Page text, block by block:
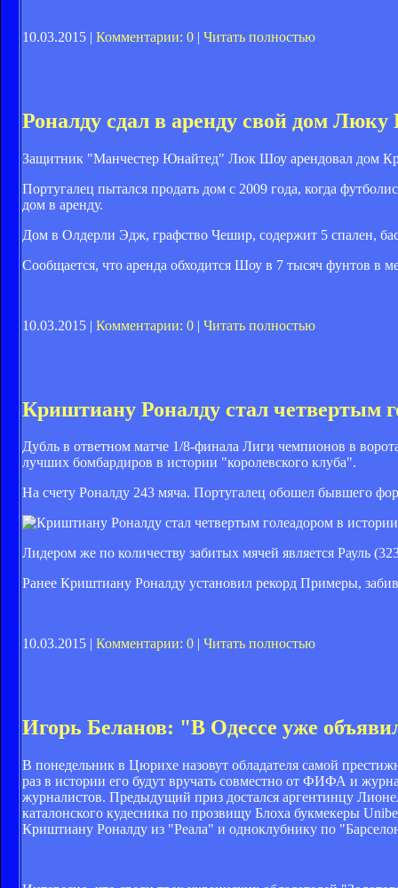
10.03.2015 | Комментарии: 0 | Читать полностью
Роналду сдал в аренду свой дом
Защитник "Манчестер Юнайтед" Люк Шоу арендовал дом
Португалец пытался продать дом с 2009 года, когда
дом в аренду.
Дом в Олдерли Эдж, графство Чешир, содержит 5 спален,
Сообщается, что аренда обходится Шоу в 7 тысяч фунтов в
10.03.2015 | Комментарии: 0 | Читать полностью
Криштиану Роналду стал четвертым
Дубль в ответном матче 1/8-финала Лиги чемпионов в
лучших бомбардиров в истории "королевского клуба".
На счету Роналду 243 мяча. Португалец обошел бывшего
Лидером же по количеству забитых мячей является Рауль
Ранее Криштиану Роналду установил рекорд Примеры,
10.03.2015 | Комментарии: 0 Читать полностью
Игорь Беланов: "В Одессе уже
В понедельник в Цюрихе назовут обладателя самой
раз в истории его будут вручать совместно от ФИФА и
журналистов. Предыдущий приз достался аргентинцу
каталонского кудесника по прозвищу Блоха букмекеры
Криштиану Роналду из "Реала" и одноклубнику по